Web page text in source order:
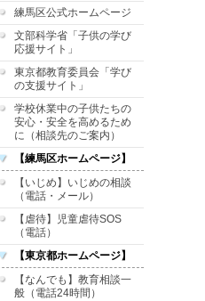
練馬区公式ホームページ
文部科学省「子供の学び
応援サイト」
東京都教育委員会「学び
の支援サイト」
学校休業中の子供たちの
安心・安全を高めるため
に（相談先のご案内）
【練馬区ホームページ】
【いじめ】いじめの相談
（電話・メール）
【虐待】児童虐待SOS
（電話）
【東京都ホームページ】
【なんでも】教育相談一
般（電話24時間）